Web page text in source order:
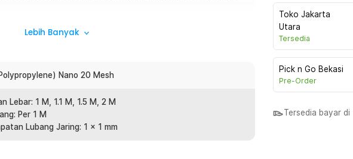
Anda dari serangan nyamuk dan serangga dengan kasa
udara ke dalam ruangan. Dengan ukuran yang mudah
Lebih Banyak
Nano 20 Mesh
Lebar: 1 M, 1.1 M, 1.5 M, 2 M
Per 1 M
Lubang Jaring: 1 x 1 mm
Toko Jakarta
Utara
Tersedia
Pick n Go Bekasi
Pre-Order
Tersedia bayar